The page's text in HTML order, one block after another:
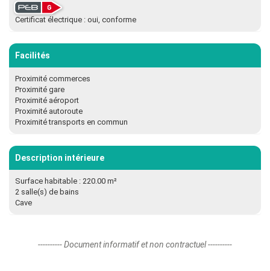
Certificat électrique : oui, conforme
Facilités
Proximité commerces
Proximité gare
Proximité aéroport
Proximité autoroute
Proximité transports en commun
Description intérieure
Surface habitable : 220.00 m²
2 salle(s) de bains
Cave
---------- Document informatif et non contractuel ----------